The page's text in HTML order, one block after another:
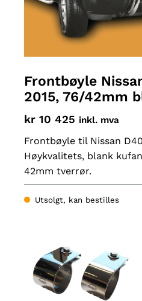
Frontbøyle
2015, 76/42mm
kr 10 425 inkl. mva
Frontbøyle til Nissan
Høykvalitets, blank
42mm tverrør.
Utsolgt, kan bestilles